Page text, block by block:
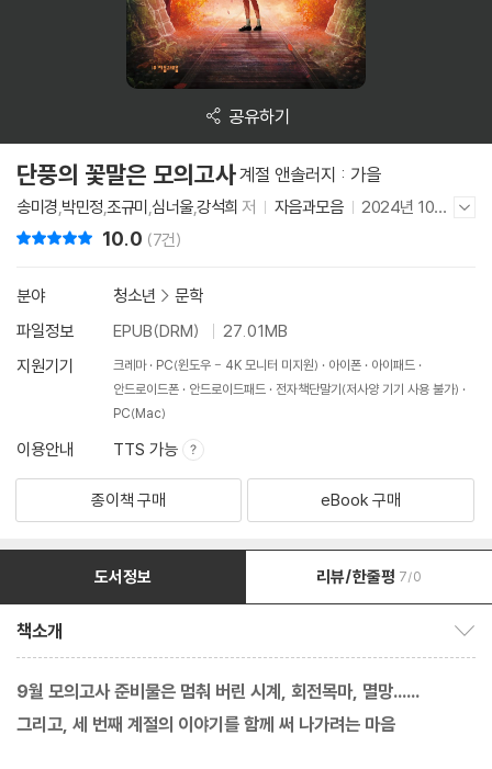
공유하기
단풍의 꽃말은 모의고사계절 앤솔러지 : 가을
송미경 박민정 조규미 심너울,강석희 저 자음과모음
2024년 10월
29일
10.0 (7건)
분야 청소년 > 문학
파일정보
EPUB(DRM)
27.01MB
지원기기
크레마 PC(윈도우 - 4K 모니터 미지원) 아이폰
아이패드
안드로이드폰
안드로이드패드
전자책단말기(저사양 기기 사용 불가)
PC(Mac)
이용안내 TTS 가능
종이책 구매 eBook 구매
도서정보 리뷰/한줄평 7/0
책소개
9월 모의고사 준비물은 멈춰 버린 시계, 회전목마, 멸망……
그리고, 세 번째 계절의 이야기를 함께 써 나가려는 마음